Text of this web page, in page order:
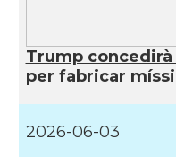
Trump concedirà
per fabricar
2026-06-03